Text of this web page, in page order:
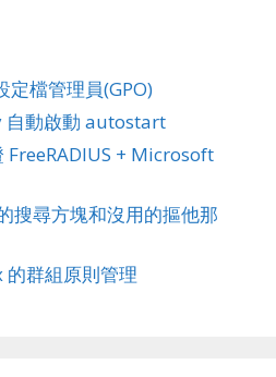
定檔管理員(GPO)
動啟動 autostart
FreeRADIUS + Microsoft
搜尋方塊和沒用的摳他那
的群組原則管理